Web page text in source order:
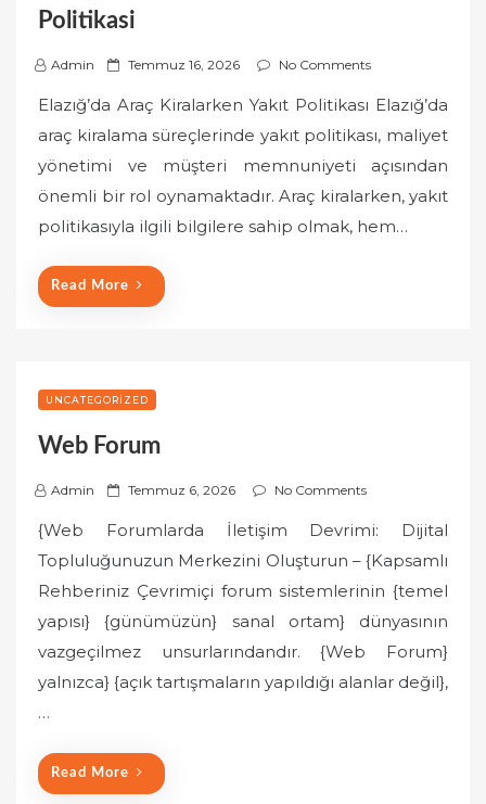
Politikasi
Admin
P
s
t
d
o
Temmuz 16, 2026 No Comments
Elazığ’da Araç Kiralarken Yakıt Politikası Elazığ’da
araç kiralama süreçlerinde yakıt politikası, maliyet
yönetimi ve müşteri memnuniyeti açısından
önemli bir rol oynamaktadır. Araç kiralarken, yakıt
politikasıyla ilgili bilgilere sahip olmak, hem…
Read More
UNCATEGORIZED
Web Forum
Admin
P
s
t
e
d
o
Temmuz 6, 2026 No Comments
{Web Forumlarda İletişim Devrimi: Dijital
Topluluğunuzun Merkezini Oluşturun – {Kapsamlı
Rehberiniz Çevrimiçi forum sistemlerinin {temel
yapısı} {günümüzün} sanal ortam} dünyasının
vazgeçilmez unsurlarındandır. {Web Forum}
yalnızca} {açık tartışmaların yapıldığı alanlar değil},
…
Read More